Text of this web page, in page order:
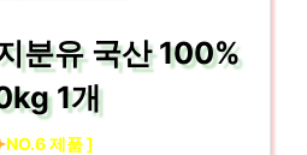
분유 국산 100%
1개
NO.6 제품 ]